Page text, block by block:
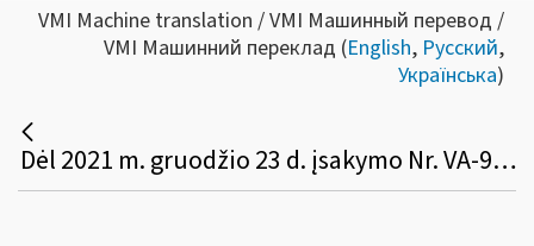
VMI Machine translation / VMI Машинный перевод /
VMI Машинний переклад (English, Русский,
Українська)
Dėl 2021 m. gruodžio 23 d. įsakymo Nr. VA-92 įsigaliojimo